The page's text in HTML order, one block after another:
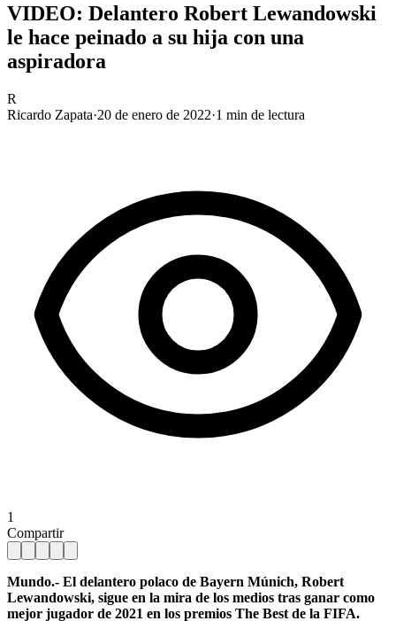
VIDEO: Delantero Robert Lewandowski
le hace peinado a su hija con una
aspiradora
R
Ricardo Zapata·20 de enero de 2022·1 min de lectura
1
Compartir
Mundo.- El delantero polaco de Bayern Múnich, Robert
Lewandowski, sigue en la mira de los medios tras ganar como
mejor jugador de 2021 en los premios The Best de la FIFA.